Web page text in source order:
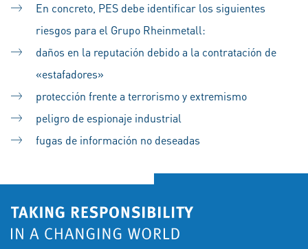
En concreto, PES debe identificar los siguientes
riesgos para el Grupo Rheinmetall:
daños en la reputación debido a la contratación de
«estafadores»
protección frente a terrorismo y extremismo
peligro de espionaje industrial
fugas de información no deseadas